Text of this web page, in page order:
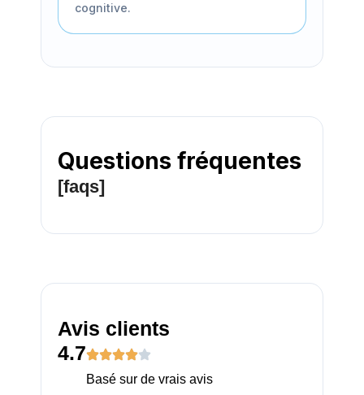
cognitive.
Questions fréquentes
[faqs]
Avis clients
4.7
Basé sur de vrais avis